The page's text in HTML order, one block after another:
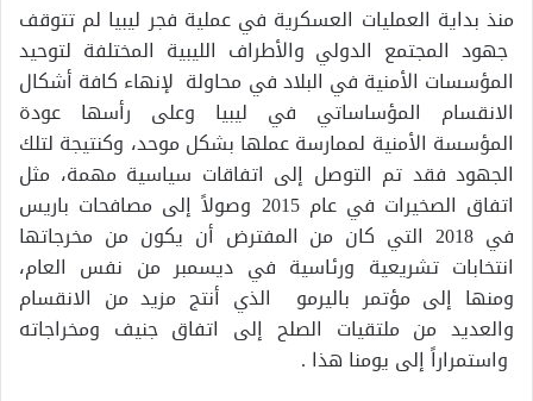
منذ بداية العمليات العسكرية في عملية فجر ليبيا لم تتوقف
جهود المجتمع الدولي والأطراف الليبية المختلفة لتوحيد
المؤسسات الأمنية في البلاد في محاولة لإنهاء كافة أشكال
الانقسام المؤساساتي في ليبيا وعلى رأسها عودة
المؤسسة الأمنية لممارسة عملها بشكل موحد، وكنتيجة لتلك
الجهود فقد تم التوصل إلى اتفاقات سياسية مهمة، مثل
اتفاق الصخيرات في عام 2015 وصولاً إلى مصافحات باريس
في 2018 التي كان من المفترض أن يكون من مخرجاتها
انتخابات تشريعية ورئاسية في ديسمبر من نفس العام،
ومنها إلى مؤتمر باليرمو الذي أنتج مزيد من الانقسام
والعديد من ملتقيات الصلح إلى اتفاق جنيف ومخراجاته
واستمراراً إلى يومنا هذا .